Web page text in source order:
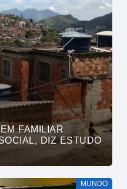
FAMILIAR
DIZ ESTUDO
MUNDO